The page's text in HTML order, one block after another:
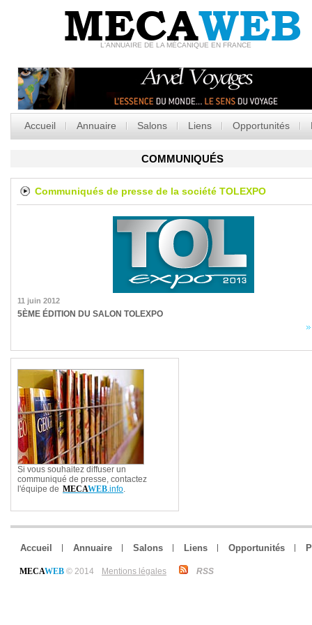
MECAWEB
L'ANNUAIRE DE LA MÉCANIQUE EN FRANCE
Accueil Annuaire Salons Liens Opportunités
COMMUNIQUÉS
Communiqués de presse de la société TOLEXPO
11 juin 2012
5ÈME ÉDITION DU SALON TOLEXPO
Si vous souhaitez diffuser un
communiqué de presse, contactez
l'équipe de MECAWEB.info.
Accueil Annuaire Salons Liens Opportunités
MECAWEB © 2014 Mentions légales RSS